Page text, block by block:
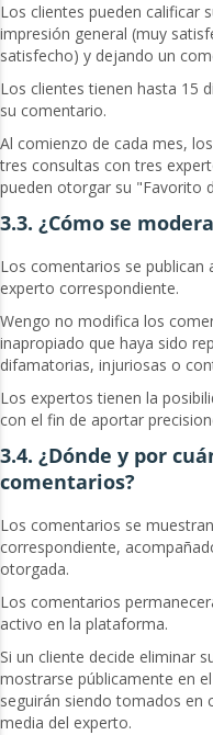
Los clientes pueden calificar
impresión general (muy
satisfecho) y dejando un
Los clientes tienen hasta 15
su comentario.
Al comienzo de cada mes,
tres consultas con tres
pueden otorgar su "Favorito
3.3. ¿Cómo se
Los comentarios se
experto correspondiente.
Wengo no modifica los
inapropiado que haya sido
difamatorias, injuriosas o
Los expertos tienen la
con el fin de aportar
3.4. ¿Dónde y por
comentarios?
Los comentarios se
correspondiente,
otorgada.
Los comentarios
activo en la plataforma.
Si un cliente decide eliminar
mostrarse públicamente en
seguirán siendo tomados en
media del experto.